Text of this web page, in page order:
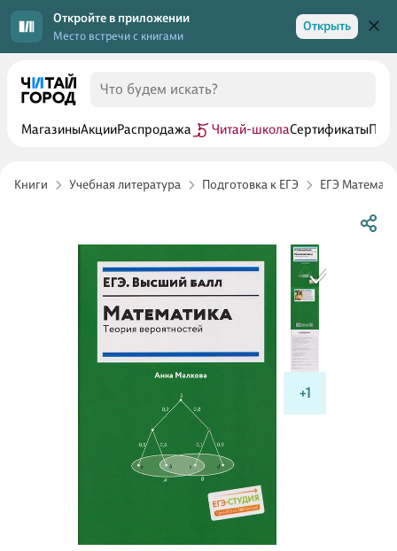
Откройте в приложении
Место встречи с книгами
Открыть
МагазиныАкцииРаспродажа Читай-школаСертификаты
Книги Учебная литература Подготовка к ЕГЭ ЕГЭ
+1